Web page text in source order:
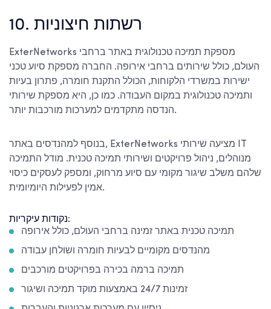
10. רשתות חיצוניות
ExterNetworks מספקת תמיכה טכנולוגית באתר ברחבי
העולם, כולל שירותים ברחבי אירופה. החברה מספקת סיוע טכני
ישירות במשרדי הלקוחות, הכולל התקנת חומרה, פתרון בעיות
ותמיכה טכנולוגית במקום העבודה. כמו כן, היא מספקת שירותי
הנדסה מתקדמים למערכות מורכבות יותר.
בנוסף למהנדסים באתר, ExterNetworks מציעה שירותי IT
מנוהלים, ניהול פרויקטים ושירותי תמיכה טכנית. מודל התמיכה
שלהם משלב שיגור מקומי עם סיוע מרחוק, ומספק לעסקים כיסוי
אמין לפעילות היומיומית.
נקודות עיקריות:
תמיכה טכנית באתר זמינה ברחבי העולם, כולל אירופה
מהנדסים מקומיים לבעיות חומרה ושולחן עבודה
תמיכה ברמה בכירה בפרויקטים מורכבים
זמינות 24/7 באמצעות מוקד תמיכה ושיגור